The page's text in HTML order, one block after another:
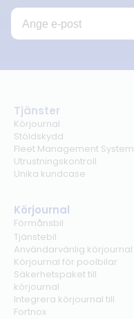
Tjänster
Körjournal
Stöldskydd
Fleet Management System
Utrustningskontroll
Unika kundcase
Körjournal
Förmånsbil
Tjänstebil
Användarvänlig körjournal
Körjournal för poolbilar
Säkerhetspaket till
körjournal
Integrera körjournal till
Fortnox